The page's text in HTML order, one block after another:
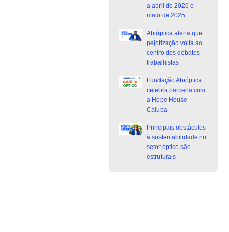
a abril de 2026 e
maio de 2025
Abióptica alerta que
pejotização volta ao
centro dos debates
trabalhistas
Fundação Abióptica
celebra parceria com
a Hope House
Caiuba
Principais obstáculos
à sustentabilidade no
setor óptico são
estruturais